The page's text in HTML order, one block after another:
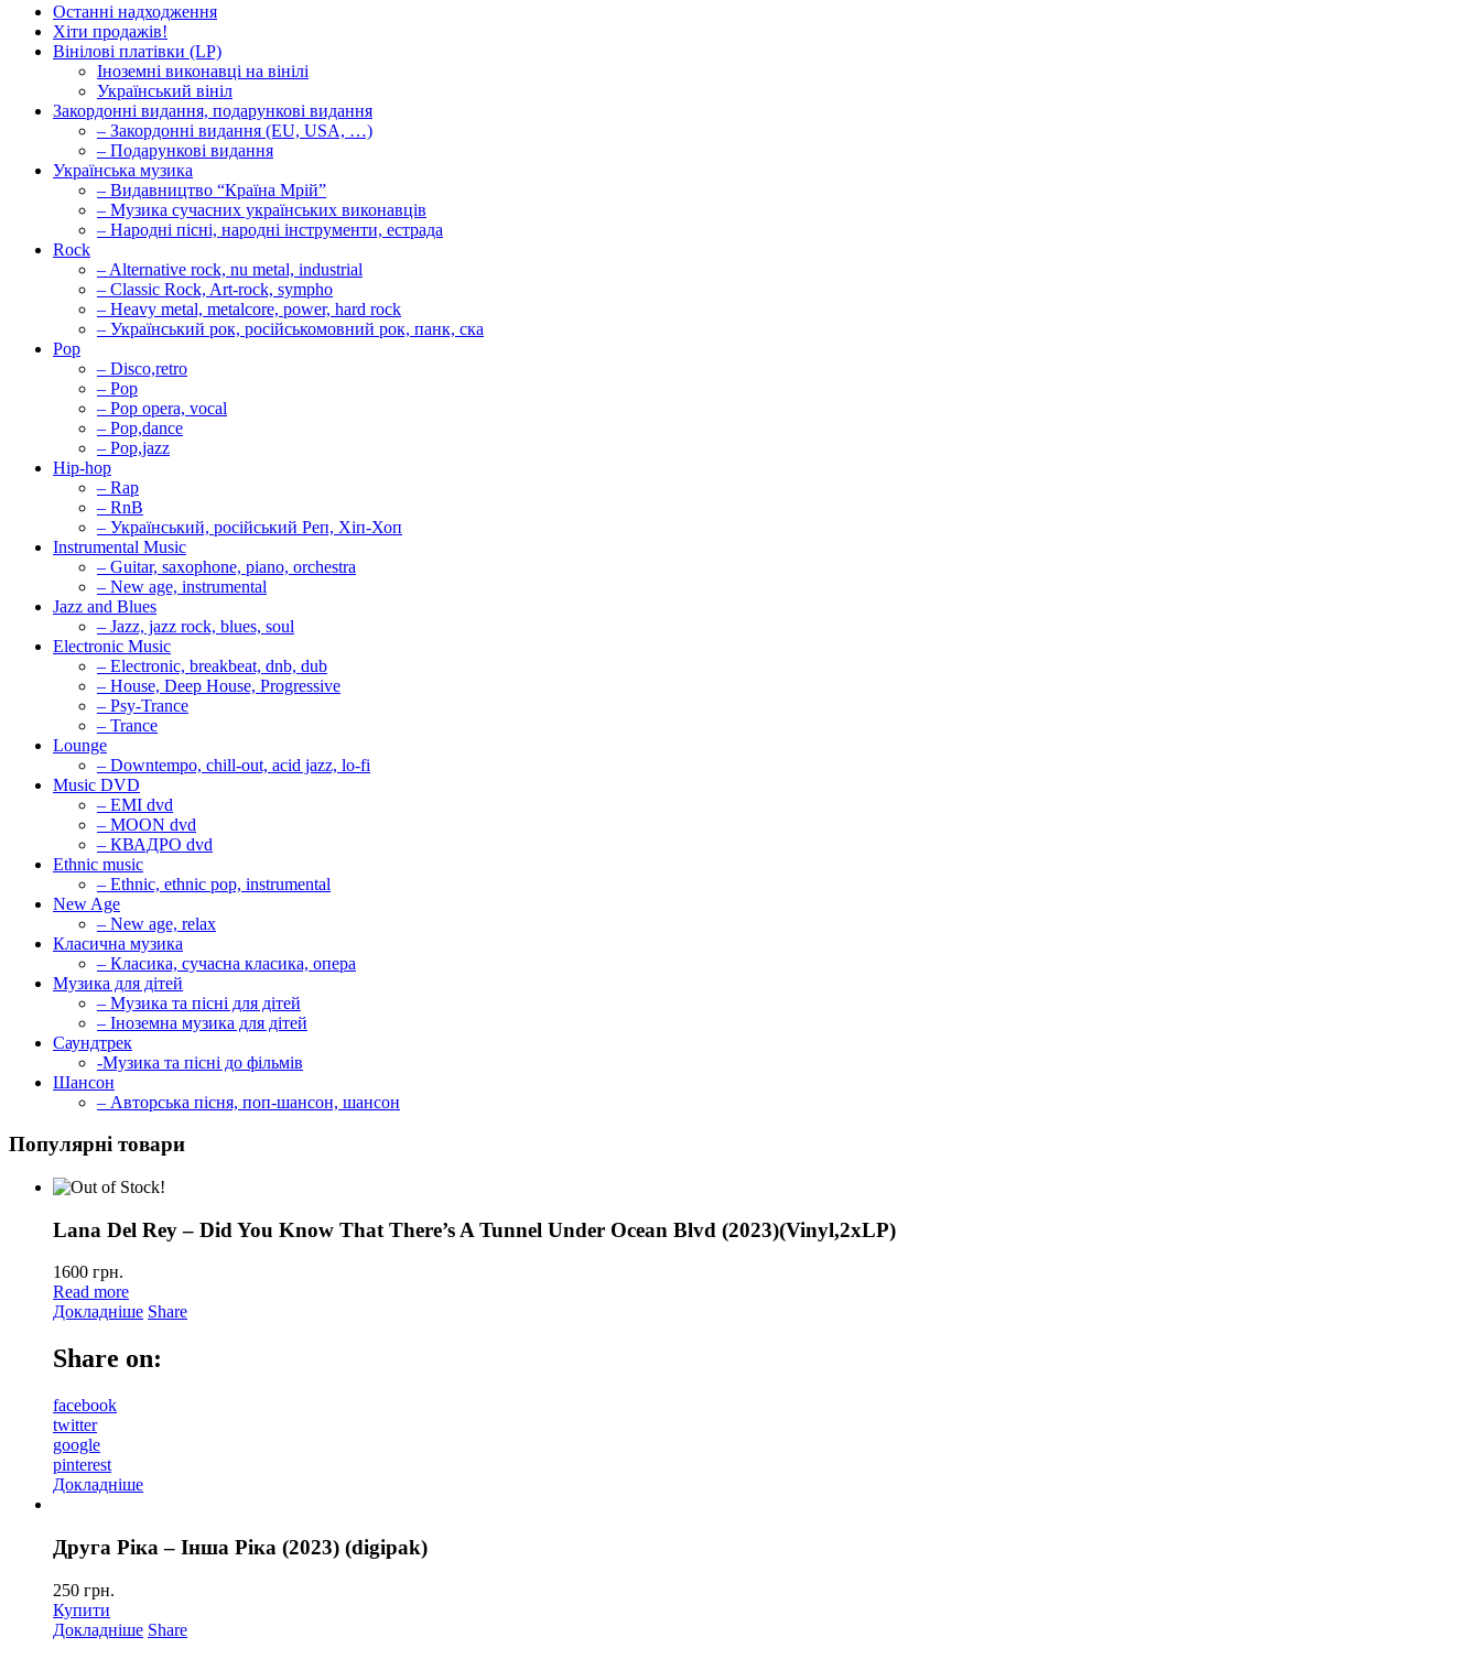
Останні надходження
Хіти продажів!
Вінілові платівки (LP)
Іноземні виконавці на вінілі
Український вініл
Закордонні видання, подарункові видання
– Закордонні видання (EU, USA, …)
– Подарункові видання
Українська музика
– Видавництво “Країна Мрій”
– Музика сучасних українських виконавців
– Народні пісні, народні інструменти, естрада
Rock
– Alternative rock, nu metal, industrial
– Classic Rock, Art-rock, sympho
– Heavy metal, metalcore, power, hard rock
– Український рок, російськомовний рок, панк, ска
Pop
– Disco,retro
– Pop
– Pop opera, vocal
– Pop,dance
– Pop,jazz
Hip-hop
– Rap
– RnB
– Український, російський Реп, Хіп-Хоп
Instrumental Music
– Guitar, saxophone, piano, orchestra
– New age, instrumental
Jazz and Blues
– Jazz, jazz rock, blues, soul
Electronic Music
– Electronic, breakbeat, dnb, dub
– House, Deep House, Progressive
– Psy-Trance
– Trance
Lounge
– Downtempo, chill-out, acid jazz, lo-fi
Music DVD
– EMI dvd
– MOON dvd
– КВАДРО dvd
Ethnic music
– Ethnic, ethnic pop, instrumental
New Age
– New age, relax
Класична музика
– Класика, сучасна класика, опера
Музика для дітей
– Музика та пісні для дітей
– Іноземна музика для дітей
Саундтрек
-Музика та пісні до фільмів
Шансон
– Авторська пісня, поп-шансон, шансон
Популярні товари
Lana Del Rey – Did You Know That There’s A Tunnel Under Ocean Blvd (2023)(Vinyl,2xLP)
1600 грн.
Read more
Докладніше Share
Share on:
facebook
twitter
google
pinterest
Докладніше
Друга Ріка – Інша Ріка (2023) (digipak)
250 грн.
Купити
Докладніше Share